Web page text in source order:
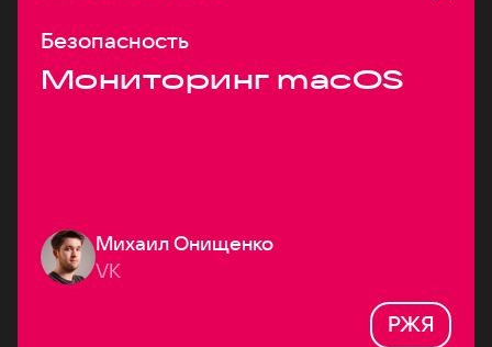
Безопасность
Мониторинг macOS
Михаил Онищенко
VK
РЖЯ